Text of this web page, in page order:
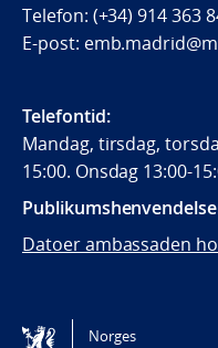
Telefon: (+34) 914 363
E-post:
Telefontid:
Mandag, tirsdag,
15:00. Onsdag 13:00-
Datoer ambassaden
Norges